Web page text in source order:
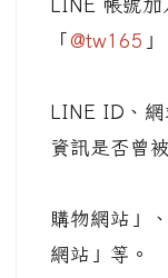
LINE 帳號
「 @tw165
在對話
LINE ID、網
資訊是否曾
包含「
購物網站」
網站」等。